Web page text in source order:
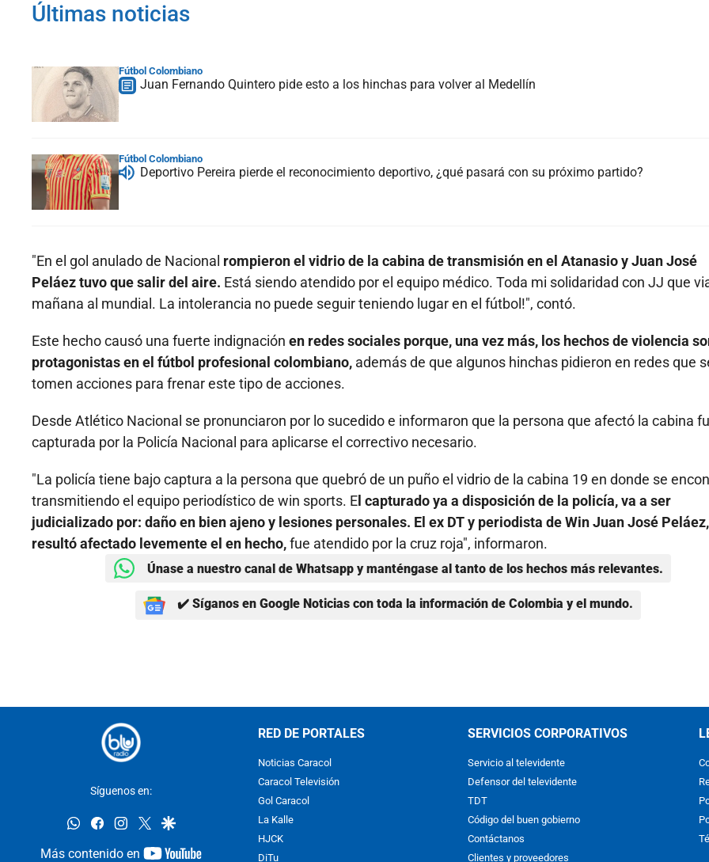
Últimas noticias
Fútbol Colombiano
Juan Fernando Quintero pide esto a los hinchas para volver al Medellín
Fútbol Colombiano
Deportivo Pereira pierde el reconocimiento deportivo, ¿qué pasará con su próximo partido?
"En el gol anulado de Nacional rompieron el vidrio de la cabina de transmisión en el Atanasio y Juan José
Peláez tuvo que salir del aire. Está siendo atendido por el equipo médico. Toda mi solidaridad con JJ que
mañana al mundial. La intolerancia no puede seguir teniendo lugar en el fútbol!", contó.
Este hecho causó una fuerte indignación en redes sociales porque, una vez más, los hechos de violencia
protagonistas en el fútbol profesional colombiano, además de que algunos hinchas pidieron en redes que
tomen acciones para frenar este tipo de acciones.
Desde Atlético Nacional se pronunciaron por lo sucedido e informaron que la persona que afectó la cabina
capturada por la Policía Nacional para aplicarse el correctivo necesario.
"La policía tiene bajo captura a la persona que quebró de un puño el vidrio de la cabina 19 en donde se
transmitiendo el equipo periodístico de win sports. E l capturado ya a disposición de la policía, va a ser
judicializado por: daño en bien ajeno y lesiones personales. El ex DT y periodista de Win Juan José
resultó afectado levemente el en hecho,fue atendido por la cruz roja", informaron.
Únase a nuestro canal de Whatsapp y manténgase al tanto de los hechos más relevantes.
✔️ Síganos en Google Noticias con toda la información de Colombia y el mundo.
Síguenos en:
whatsappfacebookinstagram
twittergoogle
Más contenido en
youtube-
RED DE PORTALES
Noticias Caracol
Caracol Televisión
Gol Caracol
La Kalle
HJCK
DiTu
SERVICIOS CORPORATIVOS
Servicio al televidente
Defensor del televidente
TDT
Código del buen gobierno
Contáctanos
Clientes y proveedores